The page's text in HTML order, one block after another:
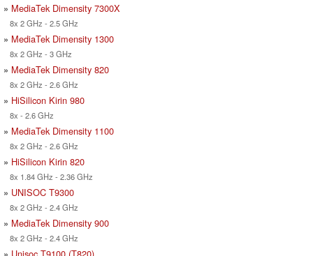
» MediaTek Dimensity 7300X
8x 2 GHz - 2.5 GHz
» MediaTek Dimensity 1300
8x 2 GHz - 3 GHz
» MediaTek Dimensity 820
8x 2 GHz - 2.6 GHz
» HiSilicon Kirin 980
8x - 2.6 GHz
» MediaTek Dimensity 1100
8x 2 GHz - 2.6 GHz
» HiSilicon Kirin 820
8x 1.84 GHz - 2.36 GHz
» UNISOC T9300
8x 2 GHz - 2.4 GHz
» MediaTek Dimensity 900
8x 2 GHz - 2.4 GHz